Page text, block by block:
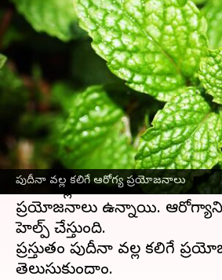
పుదీనా వల్ల కలిగే ఆరోగ్య ప్రయోజనాలు
ఒత్తిడిని తగ్గించడం
సంబంధ సమస్యలను
పుదీనా ప్రయోజనాలు
వ్రాసిన వారు Sriram Pranateja Oct 12, 2023
ఈ వార్తాకథనం ఏంటి
కూరలకు, సలాడ్లకు, కాక్ టెయిల్
రుచిని, ఫ్లేవర్ ని అందించే పుదీనా
ప్రయోజనాలు ఉన్నాయి.
హెల్ప్ చేస్తుంది.
ప్రస్తుతం పుదీనా వల్ల కలిగే